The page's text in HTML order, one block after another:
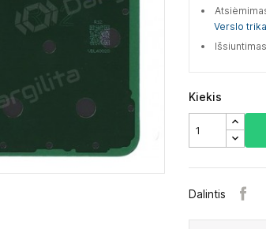
Verslo
Kiekis
Dalintis